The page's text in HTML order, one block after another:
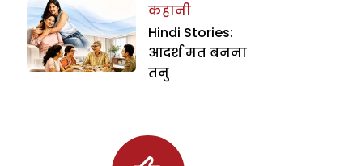
कहानी
Hindi Stories:
आदर्श मत बनना
तनु